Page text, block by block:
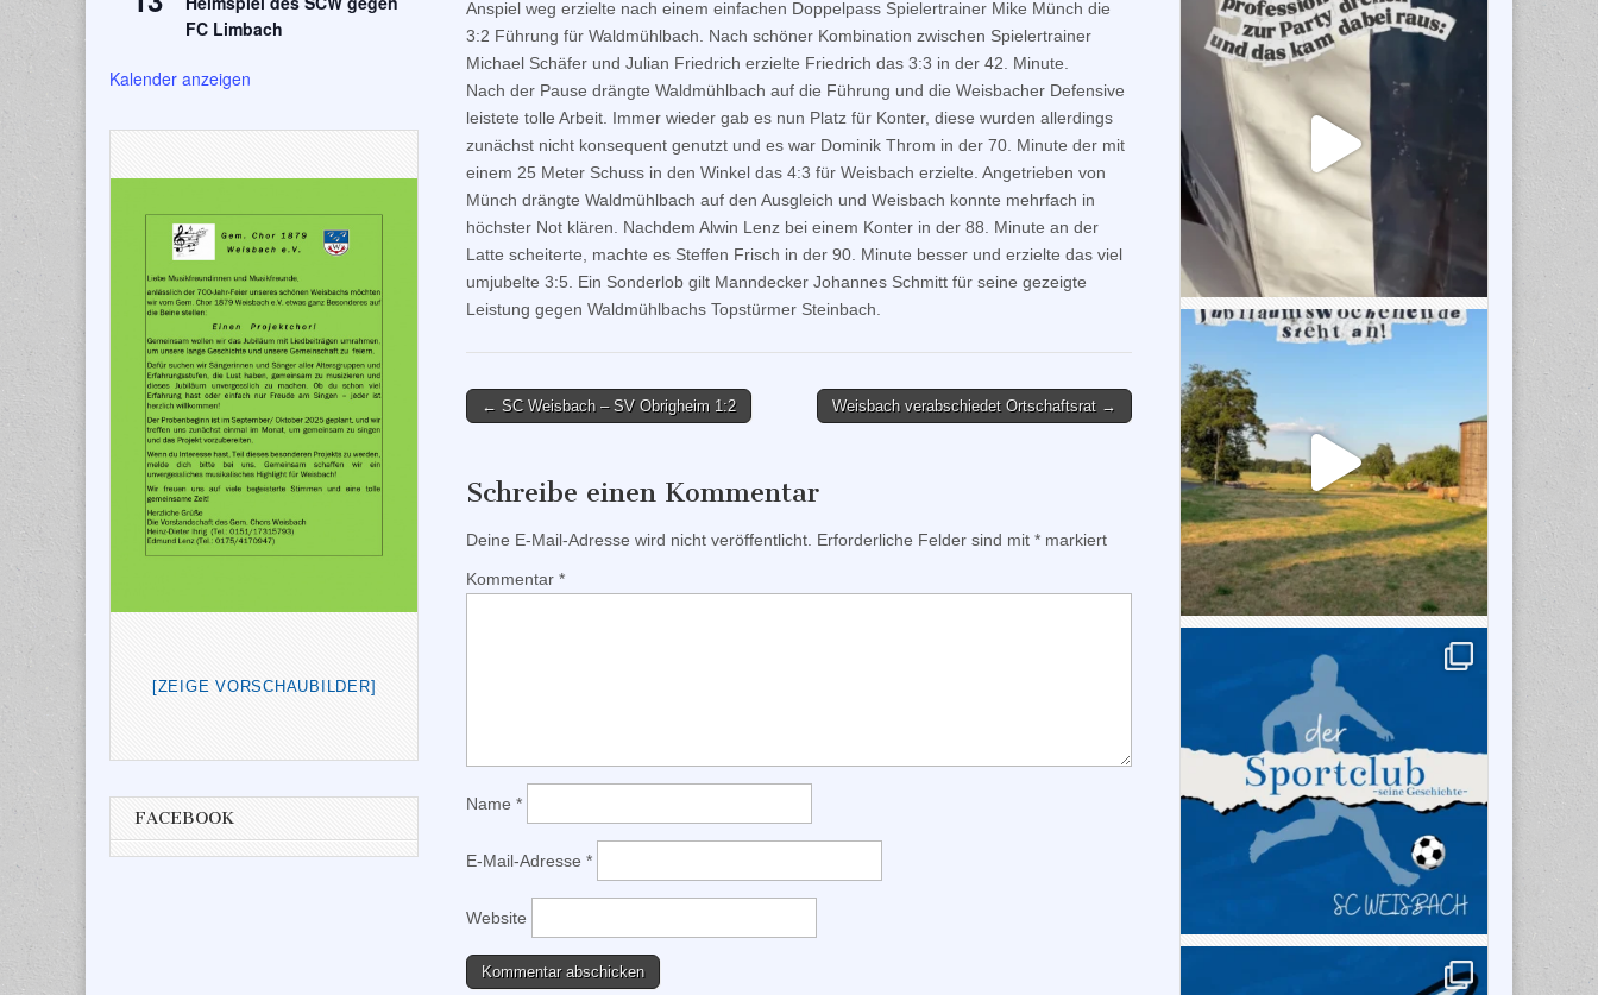
Anspiel weg erzielte nach einem einfachen Doppelpass Spielertrainer Mike Münch die
3:2 Führung für Waldmühlbach. Nach schöner Kombination zwischen Spielertrainer
Michael Schäfer und Julian Friedrich erzielte Friedrich das 3:3 in der 42. Minute.
Nach der Pause drängte Waldmühlbach auf die Führung und die Weisbacher Defensive
leistete tolle Arbeit. Immer wieder gab es nun Platz für Konter, diese wurden allerdings
zunächst nicht konsequent genutzt und es war Dominik Throm in der 70. Minute der mit
einem 25 Meter Schuss in den Winkel das 4:3 für Weisbach erzielte. Angetrieben von
Münch drängte Waldmühlbach auf den Ausgleich und Weisbach konnte mehrfach in
höchster Not klären. Nachdem Alwin Lenz bei einem Konter in der 88. Minute an der
Latte scheiterte, machte es Steffen Frisch in der 90. Minute besser und erzielte das viel
umjubelte 3:5. Ein Sonderlob gilt Manndecker Johannes Schmitt für seine gezeigte
Leistung gegen Waldmühlbachs Topstürmer Steinbach.
Post
← SC Weisbach – SV Obrigheim 1:2 Weisbach verabschiedet Ortschaftsrat →
Schreibe einen Kommentar
Deine E-Mail-Adresse wird nicht veröffentlicht. Erforderliche Felder sind mit * markiert
Kommentar *
Name *
E-Mail-Adresse *
Website
FC Limbach
Kalender anzeigen
[ZEIGE VORSCHAUBILDER]
FACEBOOK